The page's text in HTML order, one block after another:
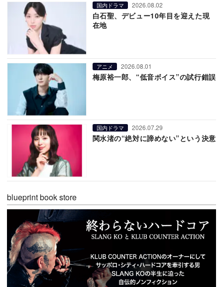
国内ドラマ 2026.08.02
白石聖、デビュー10年目を迎えた現
在地
アニメ 2026.08.01
梅原裕一郎、“低音ボイス”の試行錯誤
国内ドラマ 2026.07.29
関水渚の“絶対に諦めない”という決意
blueprint book store